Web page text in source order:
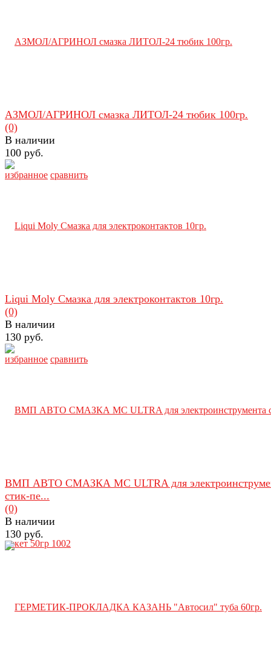
избранное сравнить
АЗМОЛ/АГРИНОЛ смазка ЛИТОЛ-24 тюбик 100гр.
(0)
В наличии
100 руб.
избранное сравнить
Liqui Moly Смазка для электроконтактов 10гр.
(0)
В наличии
130 руб.
ВМП АВТО СМАЗКА МС ULTRA для
стик-пе...
(0)
В наличии
130 руб.